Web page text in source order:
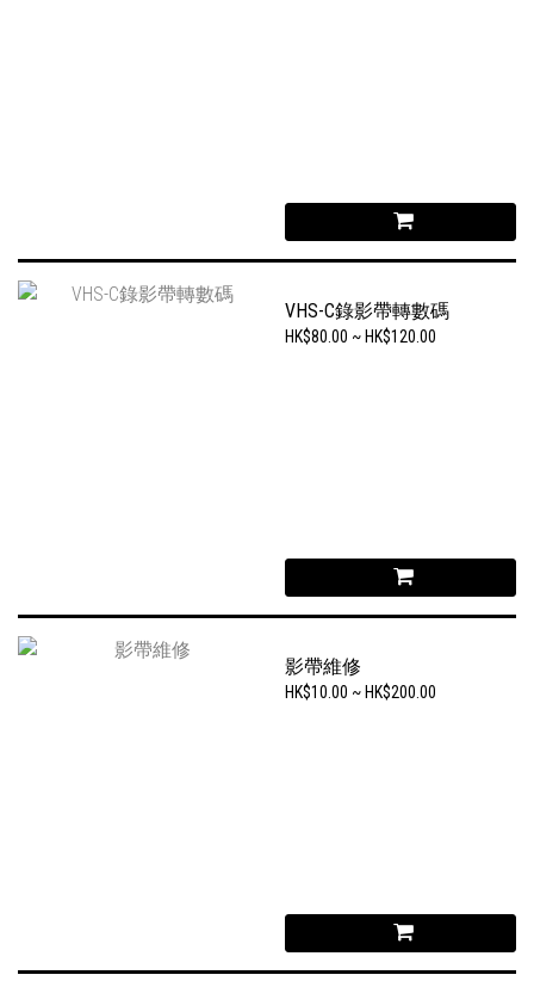
VHS-C錄影帶轉數碼
HK$80.00 ~ HK$120.00
影帶維修
HK$10.00 ~ HK$200.00